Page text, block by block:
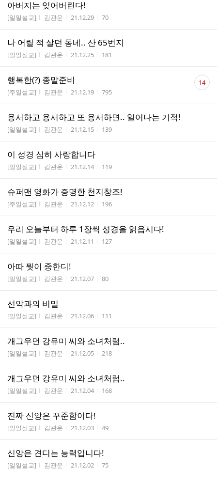
아버지는 잊어버린다!
게시판명
[일일설교] 작성자
김관운 작성시간
21.12.29 조회수
70
나 어릴 적 살던 동네.. 산 65번지
게시판명
[일일설교] 작성자
김관운 작성시간
21.12.25 조회수
181
행복한(?) 종말준비
게시판명
[주일설교] 작성자
김관운 작성시간
21.12.19 조회수
795
댓
글14
용서하고 용서하고 또 용서하면.. 일어나는 기적!
게시판명
[일일설교] 작성자
김관운 작성시간
21.12.15 조회수
139
이 성경 심히 사랑합니다
게시판명
[일일설교] 작성자
김관운 작성시간
21.12.14 조회수
119
슈퍼맨 영화가 증명한 천지창조!
게시판명
[주일설교] 작성자
김관운 작성시간
21.12.12 조회수
196
우리 오늘부터 하루 1장씩 성경을 읽읍시다!
게시판명
[일일설교] 작성자
김관운 작성시간
21.12.11 조회수
127
아따 뭣이 중한디!
게시판명
[일일설교] 작성자
김관운 작성시간
21.12.07 조회수
80
선악과의 비밀
게시판명
[일일설교] 작성자
김관운 작성시간
21.12.06 조회수
111
개그우먼 강유미 씨와 소녀처럼..
게시판명
[일일설교] 작성자
김관운 작성시간
21.12.05 조회수
218
개그우먼 강유미 씨와 소녀처럼..
게시판명
[일일설교] 작성자
김관운 작성시간
21.12.04 조회수
168
진짜 신앙은 꾸준함이다!
게시판명
[일일설교] 작성자
김관운 작성시간
21.12.03 조회수
49
신앙은 견디는 능력입니다!
게시판명
[일일설교] 작성자
김관운 작성시간
21.12.02 조회수
75